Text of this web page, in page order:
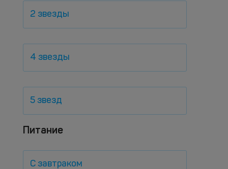
2 звезды
4 звезды
5 звезд
Питание
С завтраком